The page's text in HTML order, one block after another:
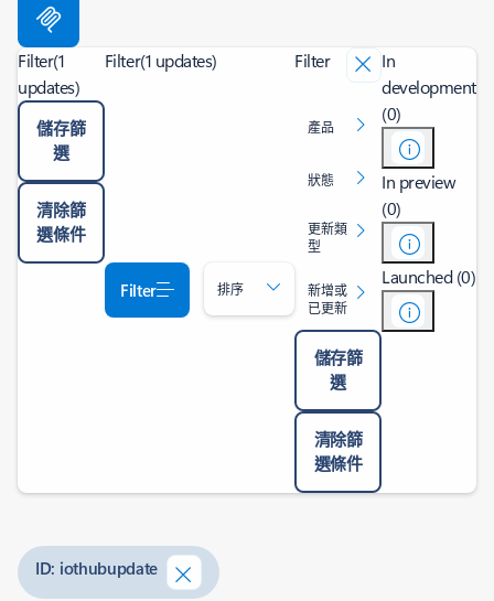
Filter(1
updates)
儲存篩
選
清除篩
選條件
Filter(1 updates)
Filter 排序
Filter
產品
狀態
更新類
型
新增或
已更新
儲存篩
選
清除篩
選條件
In
development
(0)
In preview
(0)
Launched (0)
ID: iothubupdate